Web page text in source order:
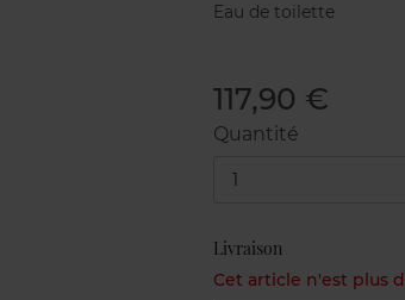
Eau de toilette
117,90 €
Quantité
1
Livraison
Cet article n'est plus